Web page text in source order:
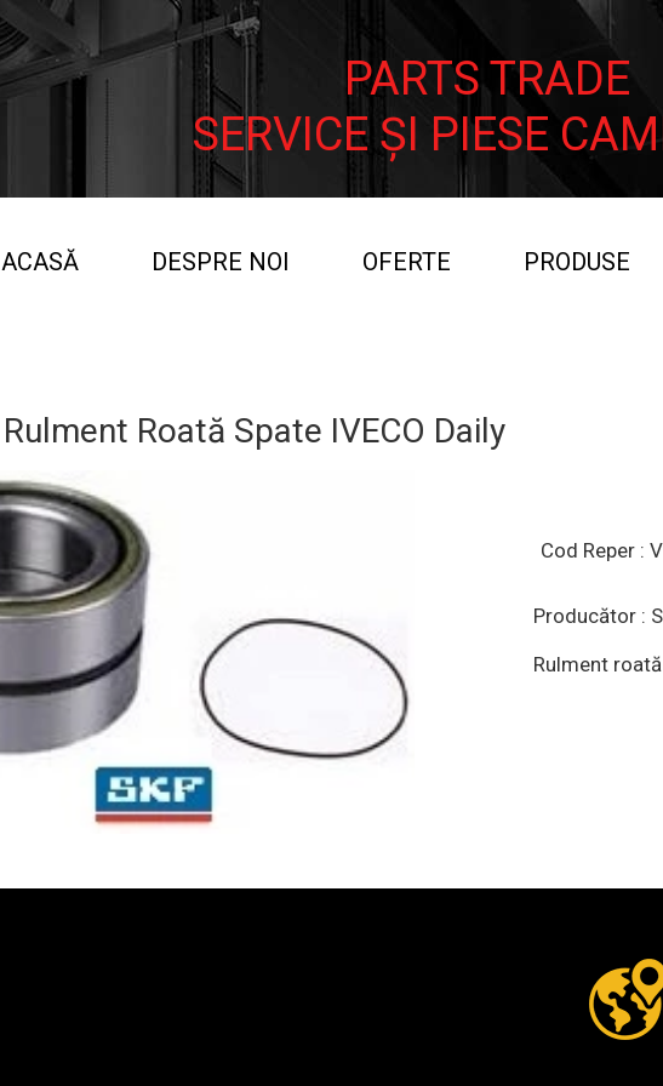
Cod Reper :
Rulment Roată Spate IVECO Daily
Producător :
Rulment
ACASĂ DESPRE NOI OFERTE
OFERTE SPECIALE SERVICE
PRODUSE
PARTS TRADE
SERVICE ȘI PIESE